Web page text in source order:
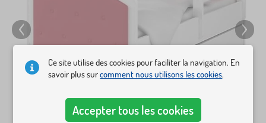
Ce site utilise des cookies pour faciliter la navigation. En
savoir plus surcomment nous utilisons les cookies.
Accepter tous les cookies